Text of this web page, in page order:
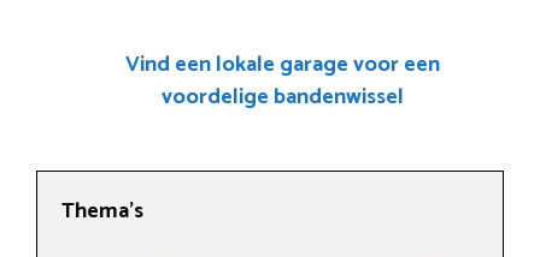
Vind een lokale garage voor een
voordelige bandenwissel
Thema’s